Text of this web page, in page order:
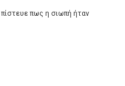
πίστευε πως η σιωπή ήταν